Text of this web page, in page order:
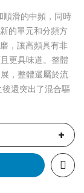
順滑的中頻，同時
的單元和分頻方
，讓高頻具有非
更具味道。整體
，整體還屬於流
還突出了混合驅
+